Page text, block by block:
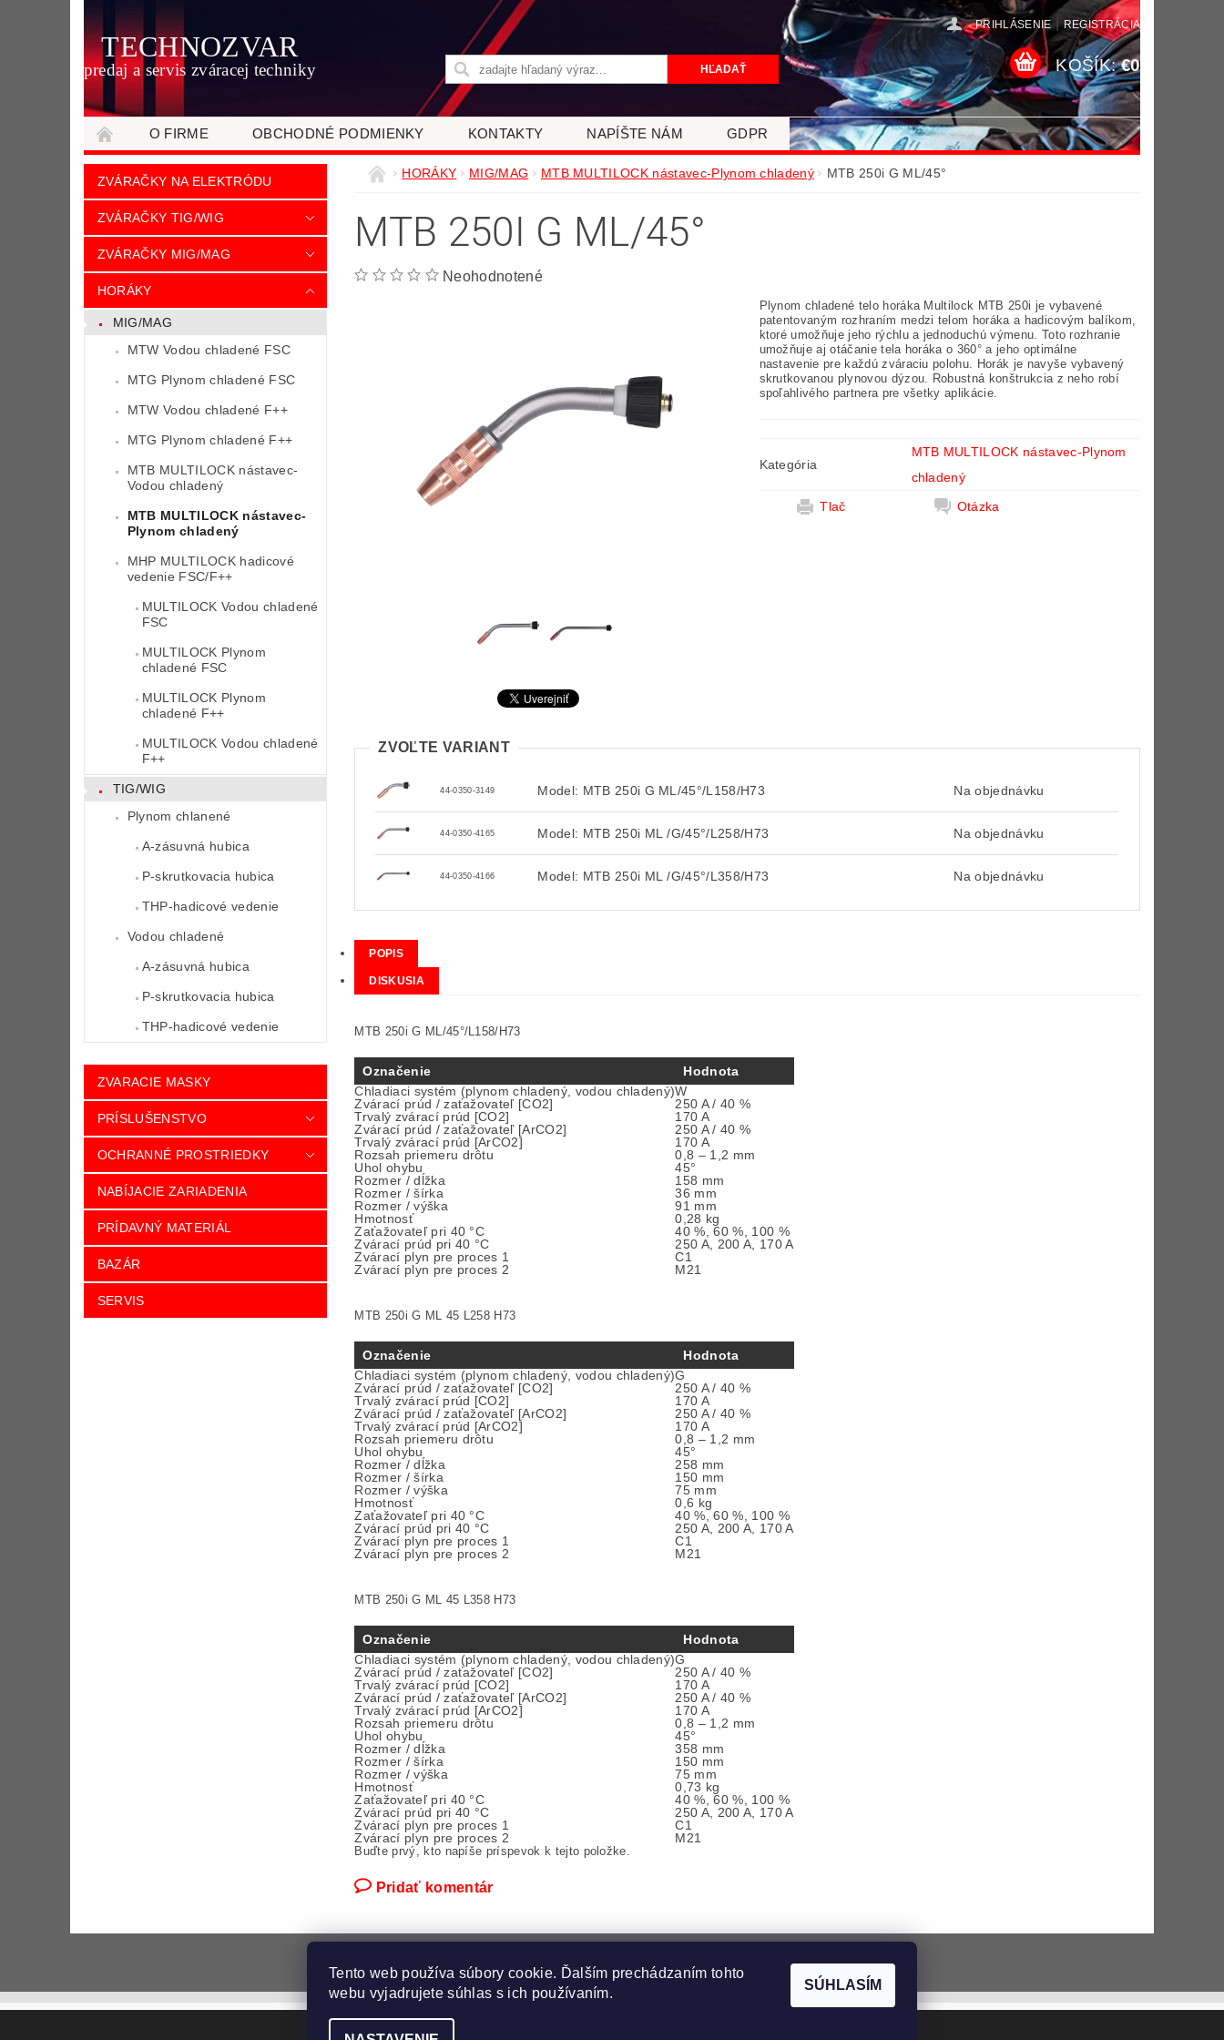
TECHNOZVAR
predaj a servis zváracej techniky
PRIHLÁSENIE | REGISTRÁCIA
KOŠÍK: €0
O FIRME OBCHODNÉ PODMIENKY KONTAKTY NAPÍŠTE NÁM GDPR
ZVÁRAČKY NA ELEKTRÓDU
ZVÁRAČKY TIG/WIG
ZVÁRAČKY MIG/MAG
HORÁKY
MIG/MAG
MTW Vodou chladené FSC
MTG Plynom chladené FSC
MTW Vodou chladené F++
MTG Plynom chladené F++
MTB MULTILOCK nástavec-
Vodou chladený
MTB MULTILOCK nástavec-
Plynom chladený
MHP MULTILOCK hadicové
vedenie FSC/F++
MULTILOCK Vodou chladené
FSC
MULTILOCK Plynom
chladené FSC
MULTILOCK Plynom
chladené F++
MULTILOCK Vodou chladené
F++
TIG/WIG
Plynom chlanené
A-zásuvná hubica
P-skrutkovacia hubica
THP-hadicové vedenie
Vodou chladené
A-zásuvná hubica
P-skrutkovacia hubica
THP-hadicové vedenie
ZVARACIE MASKY
PRÍSLUŠENSTVO
OCHRANNÉ PROSTRIEDKY
NABÍJACIE ZARIADENIA
PRÍDAVNÝ MATERIÁL
BAZÁR
SERVIS
HORÁKY MIG/MAG MTB MULTILOCK nástavec-Plynom chladený MTB 250i G ML/45°
MTB 250I G ML/45°
Neohodnotené
Plynom chladené telo horáka Multilock MTB 250i je vybavené
patentovaným rozhraním medzi telom horáka a hadicovým balíkom,
ktoré umožňuje jeho rýchlu a jednoduchú výmenu. Toto rozhranie
umožňuje aj otáčanie tela horáka o 360° a jeho optimálne
nastavenie pre každú zváraciu polohu. Horák je navyše vybavený
skrutkovanou plynovou dýzou. Robustná konštrukcia z neho robí
spoľahlivého partnera pre všetky aplikácie.
Kategória
MTB MULTILOCK nástavec-Plynom
chladený
Tlač
Otázka
ZVOĽTE VARIANT
44-0350-3149 Model: MTB 250i G ML/45°/L158/H73 Na objednávku
44-0350-4165 Model: MTB 250i ML /G/45°/L258/H73 Na objednávku
44-0350-4166 Model: MTB 250i ML /G/45°/L358/H73 Na objednávku
POPIS
DISKUSIA
MTB 250i G ML/45°/L158/H73
Označenie
Hodnota
Chladiaci systém (plynom chladený, vodou chladený)W
Zvárací prúd / zaťažovateľ [CO2]
250 A / 40 %
Trvalý zvárací prúd [CO2]
170 A
Zvárací prúd / zaťažovateľ [ArCO2]
250 A / 40 %
Trvalý zvárací prúd [ArCO2]
170 A
Rozsah priemeru drôtu
0,8 – 1,2 mm
Uhol ohybu
45°
Rozmer / dĺžka
158 mm
Rozmer / šírka
36 mm
Rozmer / výška
91 mm
Hmotnosť
0,28 kg
Zaťažovateľ pri 40 °C
40 %, 60 %, 100 %
Zvárací prúd pri 40 °C
250 A, 200 A, 170 A
Zvárací plyn pre proces 1
C1
Zvárací plyn pre proces 2
M21
MTB 250i G ML 45 L258 H73
Označenie
Hodnota
Chladiaci systém (plynom chladený, vodou chladený)G
Zvárací prúd / zaťažovateľ [CO2]
250 A / 40 %
Trvalý zvárací prúd [CO2]
170 A
Zvárací prúd / zaťažovateľ [ArCO2]
250 A / 40 %
Trvalý zvárací prúd [ArCO2]
170 A
Rozsah priemeru drôtu
0,8 – 1,2 mm
Uhol ohybu
45°
Rozmer / dĺžka
258 mm
Rozmer / šírka
150 mm
Rozmer / výška
75 mm
Hmotnosť
0,6 kg
Zaťažovateľ pri 40 °C
40 %, 60 %, 100 %
Zvárací prúd pri 40 °C
250 A, 200 A, 170 A
Zvárací plyn pre proces 1
C1
Zvárací plyn pre proces 2
M21
MTB 250i G ML 45 L358 H73
Označenie
Hodnota
Chladiaci systém (plynom chladený, vodou chladený)G
Zvárací prúd / zaťažovateľ [CO2]
250 A / 40 %
Trvalý zvárací prúd [CO2]
170 A
Zvárací prúd / zaťažovateľ [ArCO2]
250 A / 40 %
Trvalý zvárací prúd [ArCO2]
170 A
Rozsah priemeru drôtu
0,8 – 1,2 mm
Uhol ohybu
45°
Rozmer / dĺžka
358 mm
Rozmer / šírka
150 mm
Rozmer / výška
75 mm
Hmotnosť
0,73 kg
Zaťažovateľ pri 40 °C
40 %, 60 %, 100 %
Zvárací prúd pri 40 °C
250 A, 200 A, 170 A
Zvárací plyn pre proces 1
C1
Zvárací plyn pre proces 2
M21
Buďte prvý, kto napíše príspevok k tejto položke.
Pridať komentár
Tento web používa súbory cookie. Ďalším prechádzaním tohto
webu vyjadrujete súhlas s ich používaním.
SÚHLASÍM